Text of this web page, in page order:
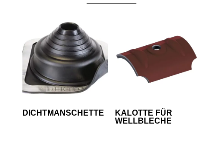
DICHTMANSCHETTE
KALOTTE FÜR
WELLBLECHE